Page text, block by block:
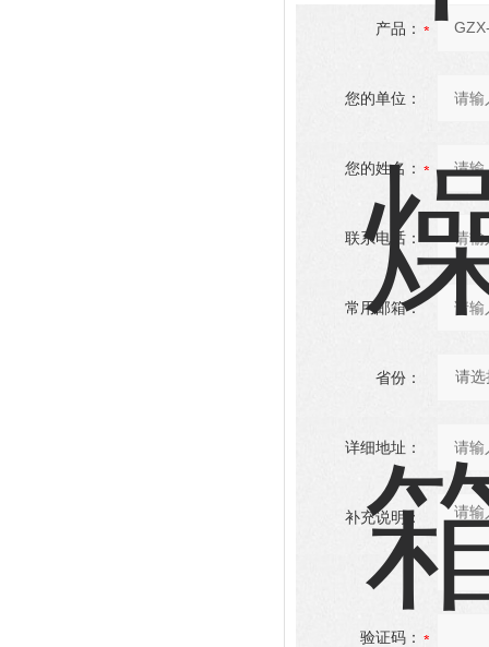
产品：
您的单位：
您的姓名：
联系电话：
常用邮箱：
省份：
详细地址：
补充说明：
验证码：